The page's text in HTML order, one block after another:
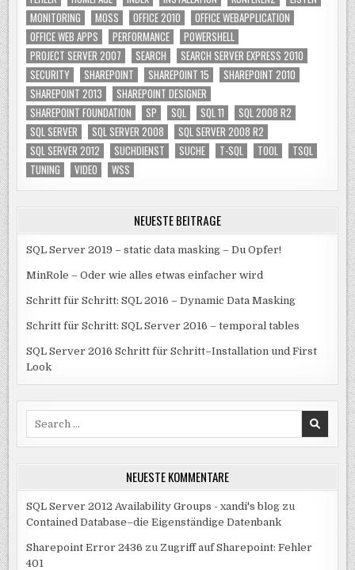
MONITORING
MOSS OFFICE 2010
OFFICE WEBAPPLICATION
OFFICE WEB APPS
PERFORMANCE
POWERSHELL
PROJECT SERVER 2007
SEARCH
SEARCH SERVER EXPRESS 2010
SECURITY
SHAREPOINT SHAREPOINT 15
SHAREPOINT 2010
SHAREPOINT 2013
SHAREPOINT DESIGNER
SHAREPOINT FOUNDATION
SP SQL SQL 11
SQL 2008 R2
SQL SERVER
SQL SERVER 2008
SQL SERVER 2008 R2
SQL SERVER 2012
SUCHDIENST SUCHE T-SQL TOOL
TSQL
TUNING
VIDEO WSS
NEUESTE BEITRÄGE
SQL Server 2019 – static data masking – Du Opfer!
MinRole – Oder wie alles etwas einfacher wird
Schritt für Schritt: SQL 2016 – Dynamic Data Masking
Schritt für Schritt: SQL Server 2016 – temporal tables
SQL Server 2016 Schritt für Schritt–Installation und First
Look
NEUESTE KOMMENTARE
SQL Server 2012 Availability Groups - xandi's blog zu
Contained Database–die Eigenständige Datenbank
Sharepoint Error 2436 zu Zugriff auf Sharepoint: Fehler
401